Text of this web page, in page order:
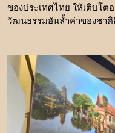
ของประเทศไทย ให้เติบโต
วัฒนธรรมอันล้ำค่าของชา